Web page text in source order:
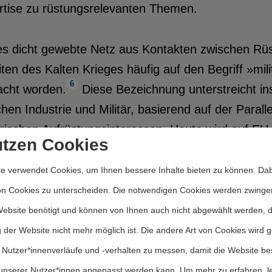
zu rüstungsrelevanten Themen.
dicht gewebte Netz aus Kontakten zwischen
des Kalten Krieges häufig auf den Begriff
worden. 6
Diese Bezeichnung unterstreicht
Industrie und Militär, basierend auf der
Aufrüstungsinteressen. Heute wird auf
militärisch-industriellen Komplexes
Konzerne, EU-Institutionen und private
zeigt sich gerade auf der europäischen Ebene,
bei der Schaffung neuer EU-
von besonderer Bedeutung ist.
Im Gegensatz
Cookies
verwendet Cookies, um Ihnen bessere Inhalte bieten zu können.
Cookies zu unterscheiden. Die notwendigen Cookies werden
benötigt und können von Ihnen auch nicht abgewählt werden,
der Website nicht mehr möglich ist. Die andere Art von Cookies wird
und -verhalten zu messen, damit die Website